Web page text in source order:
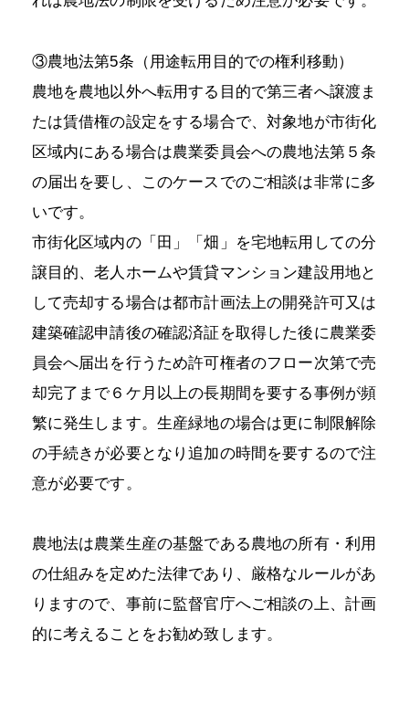
③農地法第5条（用途転用目的での権利移動）
農地を農地以外へ転用する目的で第三者へ譲渡ま
たは賃借権の設定をする場合で、対象地が市街化
区域内にある場合は農業委員会への農地法第５条
の届出を要し、このケースでのご相談は非常に多
いです。
市街化区域内の「田」「畑」を宅地転用しての分
譲目的、老人ホームや賃貸マンション建設用地と
して売却する場合は都市計画法上の開発許可又は
建築確認申請後の確認済証を取得した後に農業委
員会へ届出を行うため許可権者のフロー次第で売
却完了まで６ケ月以上の長期間を要する事例が頻
繁に発生します。生産緑地の場合は更に制限解除
の手続きが必要となり追加の時間を要するので注
意が必要です。
農地法は農業生産の基盤である農地の所有・利用
の仕組みを定めた法律であり、厳格なルールがあ
りますので、事前に監督官庁へご相談の上、計画
的に考えることをお勧め致します。